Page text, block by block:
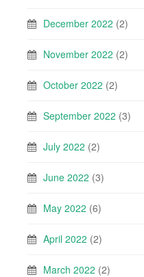
December 2022 (2)
November 2022 (2)
October 2022 (2)
September 2022 (3)
July 2022 (2)
June 2022 (3)
May 2022 (6)
April 2022 (2)
March 2022 (2)